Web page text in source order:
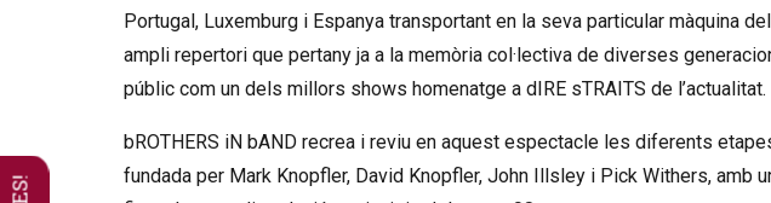
Portugal, Luxemburg i Espanya transportant en la seva particular màquina
ampli repertori que pertany ja a la memòria col·lectiva de diverses
públic com un dels millors shows homenatge a dIRE sTRAITS de l’actualitat.
bROTHERS iN bAND recrea i reviu en aquest espectacle les diferents
fundada per Mark Knopfler, David Knopfler, John Illsley i Pick Withers,